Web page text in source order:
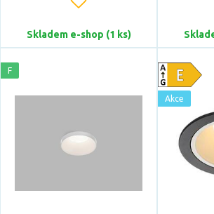
12V
Zobrazit více
Barva světla
Skladem e-shop (1 ks)
F
Akce